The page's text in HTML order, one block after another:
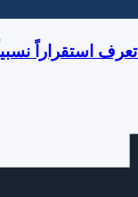
استقراراً